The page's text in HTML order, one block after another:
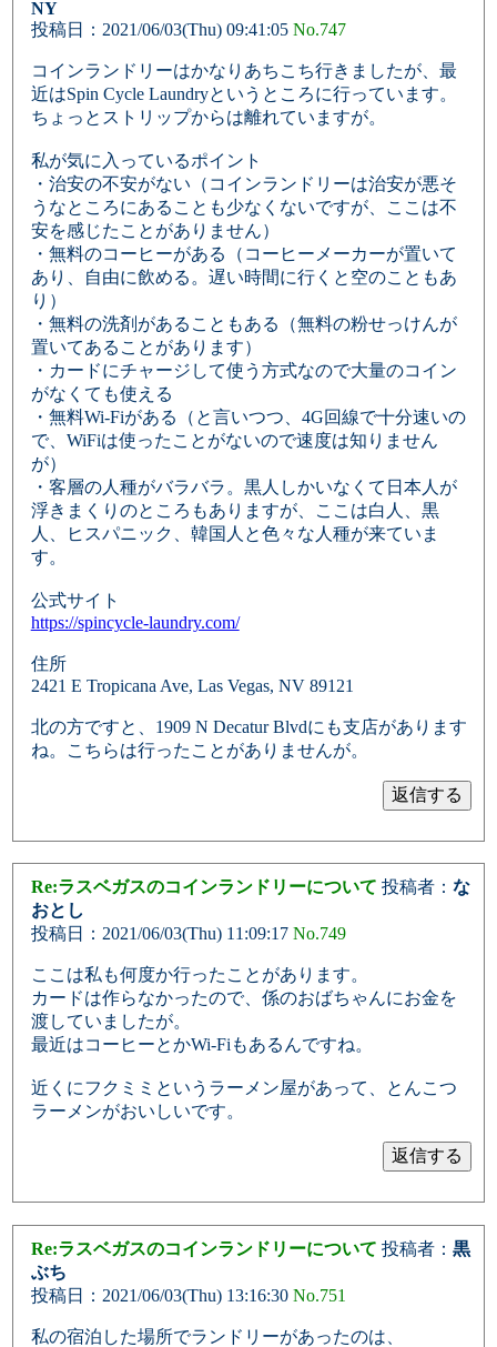
NY
投稿日：2021/06/03(Thu) 09:41:05 No.747
コインランドリーはかなりあちこち行きましたが、最
近はSpin Cycle Laundryというところに行っています。
ちょっとストリップからは離れていますが。
私が気に入っているポイント
・治安の不安がない（コインランドリーは治安が悪そ
うなところにあることも少なくないですが、ここは不
安を感じたことがありません）
・無料のコーヒーがある（コーヒーメーカーが置いて
あり、自由に飲める。遅い時間に行くと空のこともあ
り）
・無料の洗剤があることもある（無料の粉せっけんが
置いてあることがあります）
・カードにチャージして使う方式なので大量のコイン
がなくても使える
・無料Wi-Fiがある（と言いつつ、4G回線で十分速いの
で、WiFiは使ったことがないので速度は知りません
が）
・客層の人種がバラバラ。黒人しかいなくて日本人が
浮きまくりのところもありますが、ここは白人、黒
人、ヒスパニック、韓国人と色々な人種が来ていま
す。
公式サイト
https://spincycle-laundry.com/
住所
2421 E Tropicana Ave, Las Vegas, NV 89121
北の方ですと、1909 N Decatur Blvdにも支店があります
ね。こちらは行ったことがありませんが。
Re:ラスベガスのコインランドリーについて 投稿者： な
おとし
投稿日：2021/06/03(Thu) 11:09:17 No.749
ここは私も何度か行ったことがあります。
カードは作らなかったので、係のおばちゃんにお金を
渡していましたが。
最近はコーヒーとかWi-Fiもあるんですね。
近くにフクミミというラーメン屋があって、とんこつ
ラーメンがおいしいです。
Re:ラスベガスのコインランドリーについて 投稿者： 黒
ぶち
投稿日：2021/06/03(Thu) 13:16:30 No.751
私の宿泊した場所でランドリーがあったのは、